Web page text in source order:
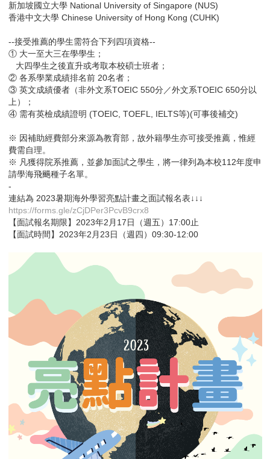
新加坡國立大學 National University of Singapore (NUS)
香港中文大學 Chinese University of Hong Kong (CUHK)
--接受推薦的學生需符合下列四項資格--
① 大一至大三在學學生；
大四學生之後直升或考取本校碩士班者；
② 各系學業成績排名前 20名者；
③ 英文成績優者（非外文系TOEIC 550分／外文系TOEIC 650分以
上）；
④ 需有英檢成績證明 (TOEIC, TOEFL, IELTS等)(可事後補交)
※ 因補助經費部分來源為教育部，故外籍學生亦可接受推薦，惟經
費需自理。
※ 凡獲得院系推薦，並參加面試之學生，將一律列為本校112年度申
請學海飛颺種子名單。
-
連結為 2023暑期海外學習亮點計畫之面試報名表↓↓↓
https://forms.gle/zCjDPer3PcvB9crx8
【面試報名期限】2023年2月17日（週五）17:00止
【面試時間】2023年2月23日（週四）09:30-12:00